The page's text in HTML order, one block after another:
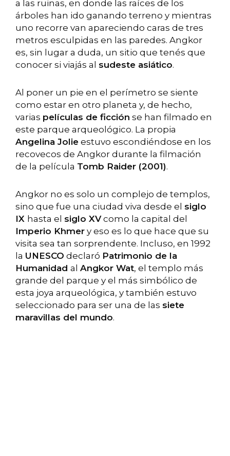
a las ruinas, en donde las raíces de los
árboles han ido ganando terreno y mientras
uno recorre van apareciendo caras de tres
metros esculpidas en las paredes. Angkor
es, sin lugar a duda, un sitio que tenés que
conocer si viajás al sudeste asiático.
Al poner un pie en el perímetro se siente
como estar en otro planeta y, de hecho,
varias películas de ficción se han filmado en
este parque arqueológico. La propia
Angelina Jolie estuvo escondiéndose en los
recovecos de Angkor durante la filmación
de la película Tomb Raider (2001).
Angkor no es solo un complejo de templos,
sino que fue una ciudad viva desde el siglo
IX hasta el siglo XVcomo la capital del
Imperio Khmer y eso es lo que hace que su
visita sea tan sorprendente. Incluso, en 1992
la UNESCO declaró Patrimonio de la
Humanidad al Angkor Wat, el templo más
grande del parque y el más simbólico de
esta joya arqueológica, y también estuvo
seleccionado para ser una de las siete
maravillas del mundo.